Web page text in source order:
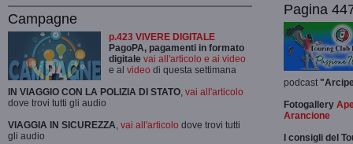
Campagne
p.423 VIVERE DIGITALE
PagoPA, pagamenti in formato
digitale vai all'articolo e ai video
e al video di questa settimana
IN VIAGGIO CON LA POLIZIA DI STATO, vai all'articolo
dove trovi tutti gli audio
VIAGGIA IN SICUREZZA, vai all'articolo dove trovi tutti
gli audio
Pagina
podcast
Fotogallery
Arancione
I consigli del